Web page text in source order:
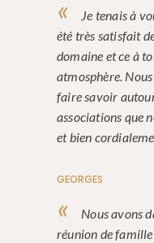
Je tenais à
été très satisfait
domaine et ce à
atmosphère.
faire savoir
associations que
et bien
GEORGES
Nous avons
réunion de famille